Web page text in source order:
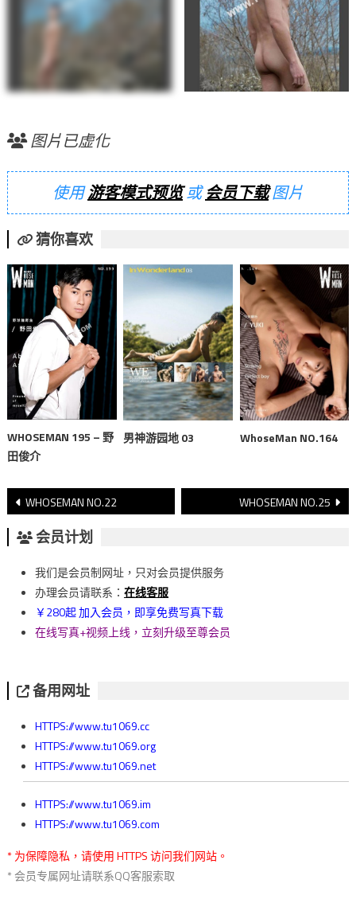
图片已虚化
使用游客模式预览或会员下载图片
猜你喜欢
WHOSEMAN 195 – 野
田俊介
男神游园地 03 WhoseMan NO.164
文
章
導
覽
WHOSEMAN NO.22 WHOSEMAN NO.25
会员计划
我们是会员制网址，只对会员提供服务
办理会员请联系： 在线客服
￥280起 加入会员，即享免费写真下载
在线写真+视频上线，立刻升级至尊会员
备用网址
HTTPS://www.tu1069.cc
HTTPS://www.tu1069.org
HTTPS://www.tu1069.net
HTTPS://www.tu1069.im
HTTPS://www.tu1069.com
* 为保障隐私，请使用 HTTPS 访问我们网站。
* 会员专属网址请联系QQ客服索取